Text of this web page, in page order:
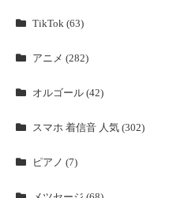
TikTok (63)
アニメ (282)
オルゴール (42)
スマホ 着信音 人気 (302)
ピアノ (7)